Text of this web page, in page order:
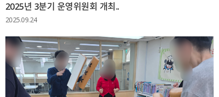
2025년 3분기 운영위원회 개최..
2025.09.24